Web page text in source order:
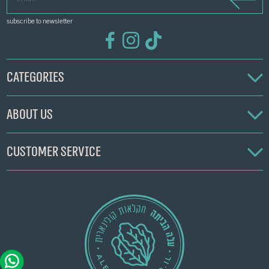
subscribe to newsletter
Categories
About us
Customer service